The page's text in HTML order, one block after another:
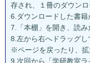
存され、１冊のダウン
6.ダウンロードした書
7.「本棚」を開き、読
8.左から右へドラッグ
※ページを戻ったり、
9.次回から「学研教室